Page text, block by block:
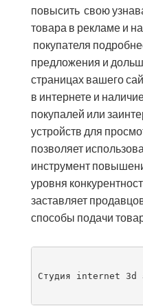
повысить свою
товара в рекламе и
покупателя
предложения и
страницах вашего
в интернете и
покупалей или
устройств для
позволяет
инструмент
уровня
заставляет
способы подачи
Cтудия internet 3d